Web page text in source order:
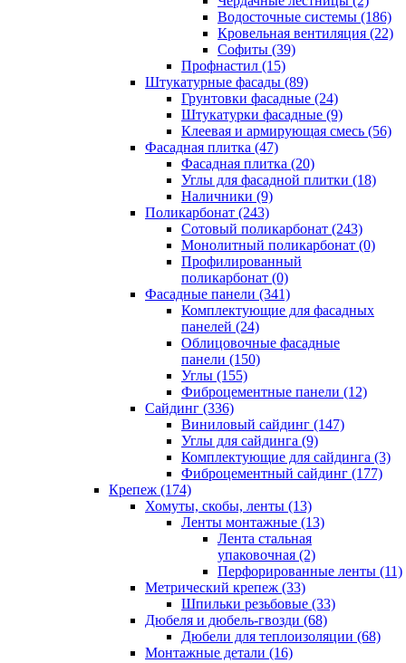
Водосточные системы (186)
Кровельная вентиляция (22)
Cофиты (39)
Профнастил (15)
Штукатурные фасады (89)
Грунтовки фасадные (24)
Штукатурки фасадные (9)
Клеевая и армирующая смесь (56)
Фасадная плитка (47)
Фасадная плитка (20)
Углы для фасадной плитки (18)
Наличники (9)
Поликарбонат (243)
Сотовый поликарбонат (243)
Монолитный поликарбонат (0)
Профилированный
поликарбонат (0)
Фасадные панели (341)
Комплектующие для фасадных
панелей (24)
Облицовочные фасадные
панели (150)
Углы (155)
Фиброцементные панели (12)
Сайдинг (336)
Виниловый сайдинг (147)
Углы для сайдинга (9)
Комплектующие для сайдинга (3)
Фиброцементный сайдинг (177)
Крепеж (174)
Хомуты, скобы, ленты (13)
Ленты монтажные (13)
Лента стальная
упаковочная (2)
Перфорированные ленты (11)
Метрический крепеж (33)
Шпильки резьбовые (33)
Дюбеля и дюбель-гвозди (68)
Дюбели для теплоизоляции (68)
Монтажные детали (16)